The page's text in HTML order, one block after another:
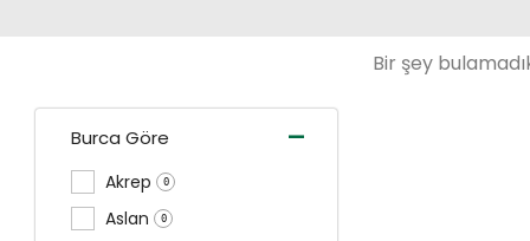
Burca Göre -
Akrep 0
Aslan 0
Bir şey